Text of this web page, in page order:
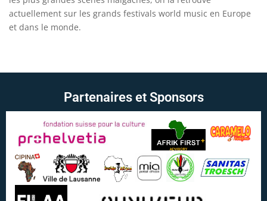
actuellement sur les grands festivals world music en Europe
et dans le monde.
Partenaires et Sponsors